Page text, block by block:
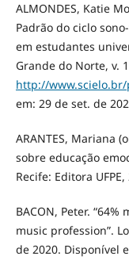
ALMONDES, Katie
Padrão do ciclo
em estudantes
Grande do Norte, v.
http://
em: 29 de set. de
ARANTES, Mariana
sobre educação
Recife: Editora
BACON, Peter.
music profession”.
de 2020. Disponível